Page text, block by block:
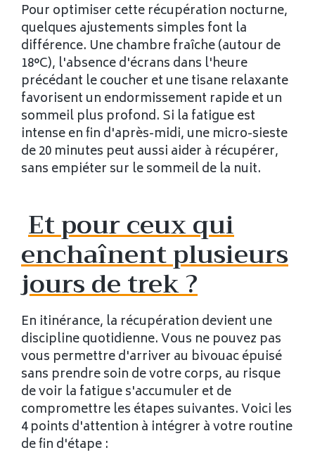
Pour optimiser cette récupération nocturne,
quelques ajustements simples font la
différence. Une chambre fraîche (autour de
18°C), l'absence d'écrans dans l'heure
précédant le coucher et une tisane relaxante
favorisent un endormissement rapide et un
sommeil plus profond. Si la fatigue est
intense en fin d'après-midi, une micro-sieste
de 20 minutes peut aussi aider à récupérer,
sans empiéter sur le sommeil de la nuit.
Et pour ceux qui
enchaînent plusieurs
jours de trek ?
En itinérance, la récupération devient une
discipline quotidienne. Vous ne pouvez pas
vous permettre d'arriver au bivouac épuisé
sans prendre soin de votre corps, au risque
de voir la fatigue s'accumuler et de
compromettre les étapes suivantes. Voici les
4 points d'attention à intégrer à votre routine
de fin d'étape :